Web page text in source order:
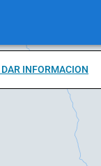
INFORMACION